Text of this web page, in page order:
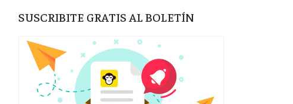
SUSCRIBITE GRATIS AL BOLETÍN